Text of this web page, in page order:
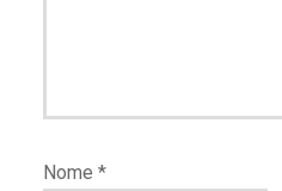
Nome *